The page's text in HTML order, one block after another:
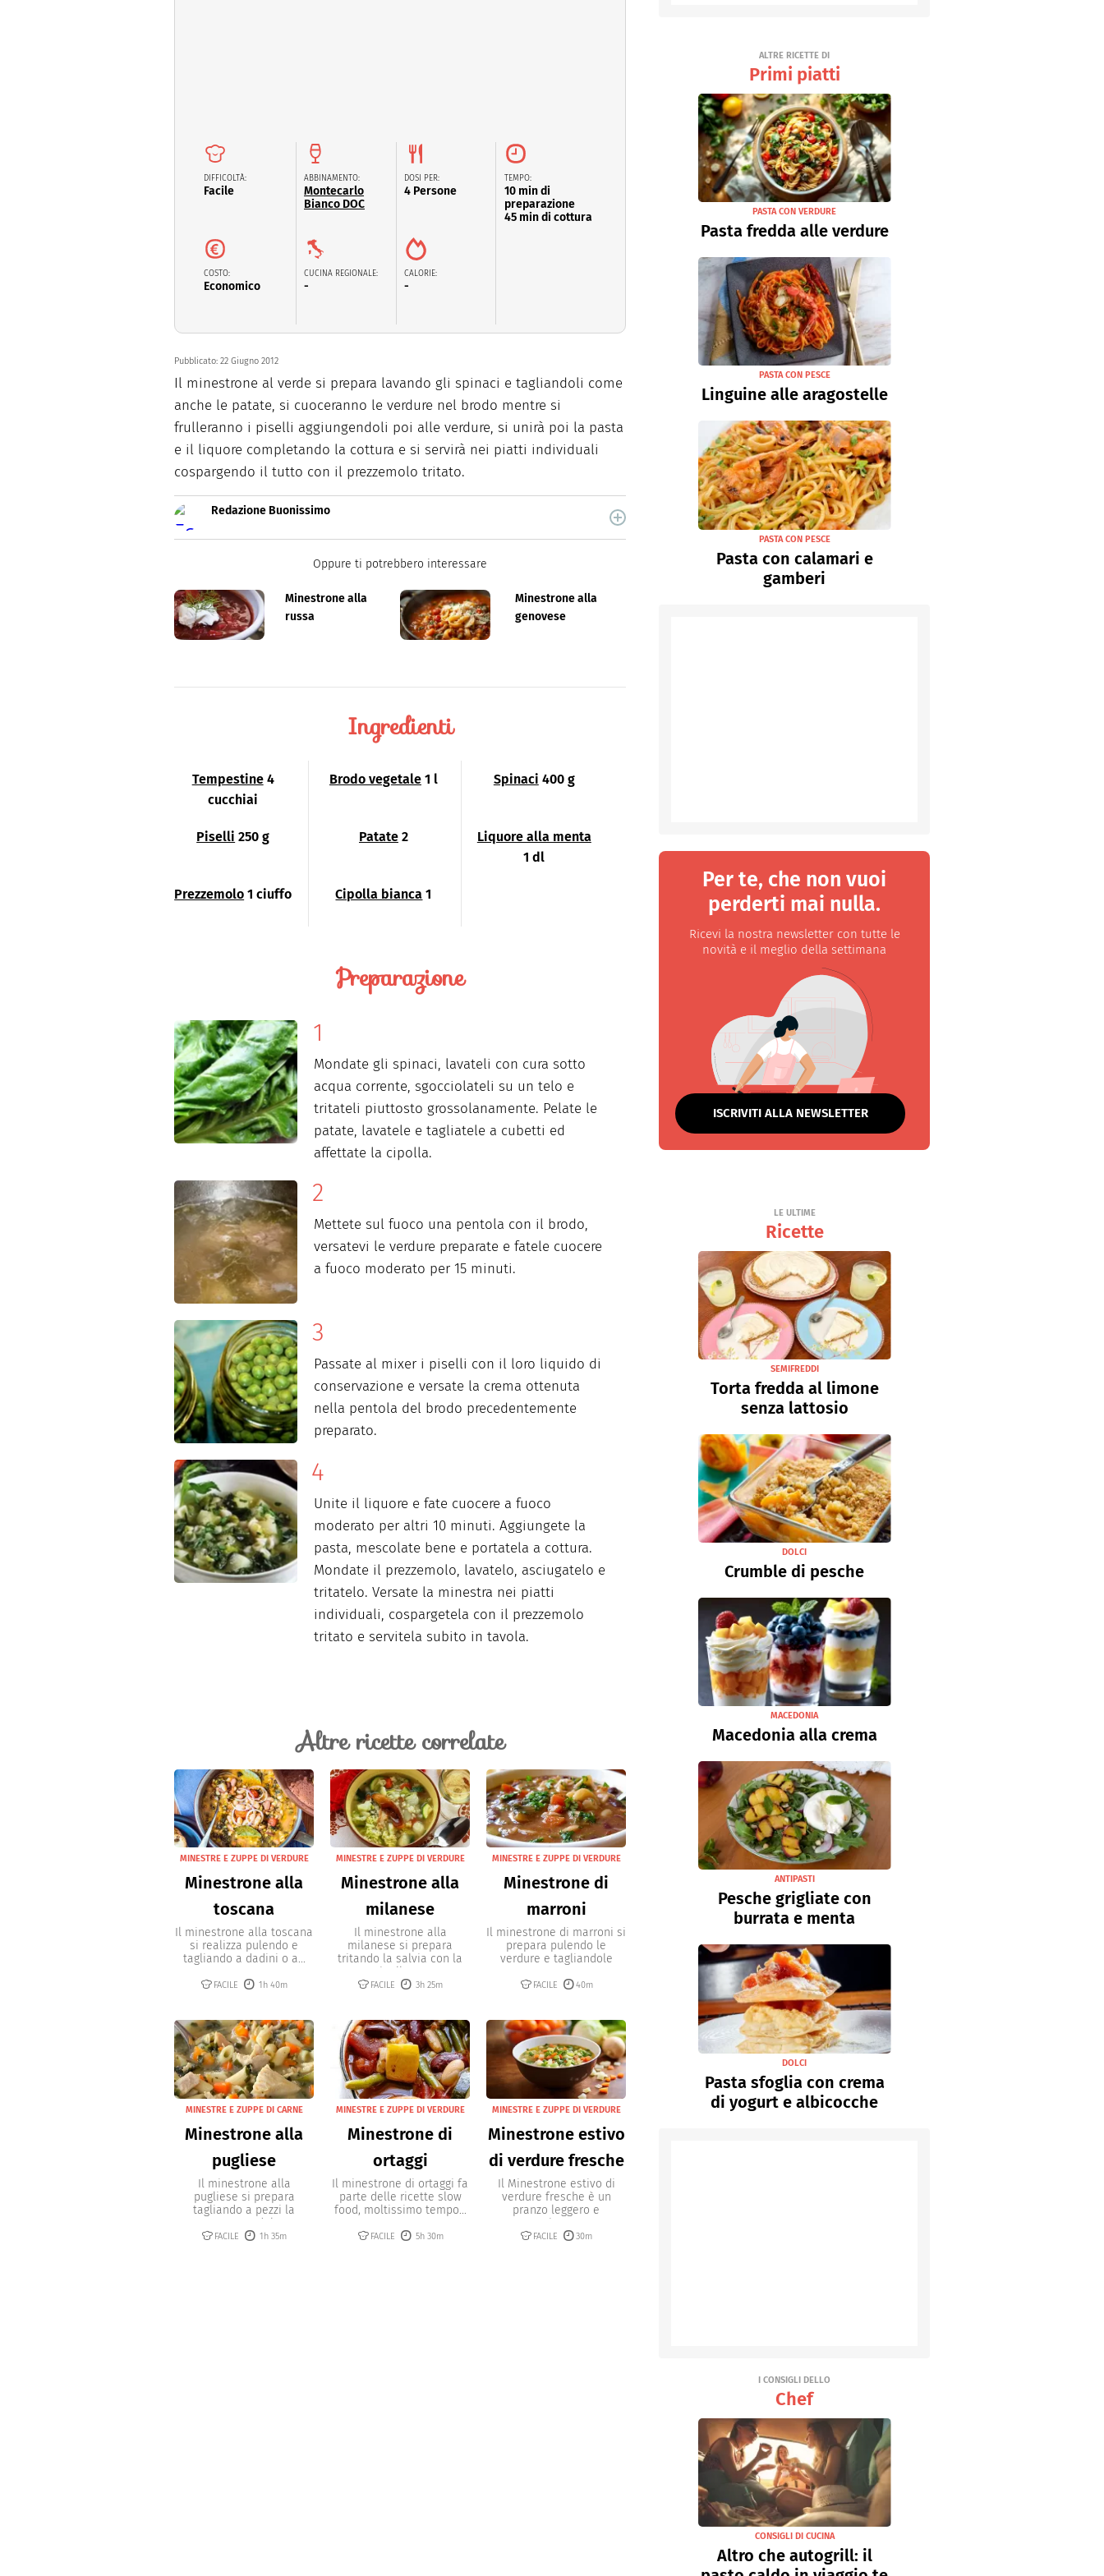
DIFFICOLTÀ:
Facile
ABBINAMENTO:
Montecarlo
Bianco DOC
COSTO:
Economico
CUCINA REGIONALE:
-
DOSI PER:
4 Persone
CALORIE:
-
TEMPO:
10 min di
preparazione
45 min di cottura
Pubblicato: 22 Giugno 2012
Il minestrone al verde si prepara lavando gli spinaci e tagliandoli come
anche le patate, si cuoceranno le verdure nel brodo mentre si
frulleranno i piselli aggiungendoli poi alle verdure, si unirà poi la pasta
e il liquore completando la cottura e si servirà nei piatti individuali
cospargendo il tutto con il prezzemolo tritato.
Redazione Buonissimo
Buonissimo è il magazine di cucina di Italiaonline nel quale trovi idee veloci,
facili e spiegate passo passo.
Oppure ti potrebbero interessare
Minestrone alla
russa
Minestrone alla
genovese
Ingredienti
Tempestine 4
cucchiai
Brodo vegetale 1 l Spinaci 400 g
Piselli 250 g Patate 2
Liquore alla menta
1 dl
Prezzemolo 1 ciuffo Cipolla bianca 1
Preparazione
Mondate gli spinaci, lavateli con cura sotto
acqua corrente, sgocciolateli su un telo e
tritateli piuttosto grossolanamente. Pelate le
patate, lavatele e tagliatele a cubetti ed
affettate la cipolla.
Mettete sul fuoco una pentola con il brodo,
versatevi le verdure preparate e fatele cuocere
a fuoco moderato per 15 minuti.
Passate al mixer i piselli con il loro liquido di
conservazione e versate la crema ottenuta
nella pentola del brodo precedentemente
preparato.
Unite il liquore e fate cuocere a fuoco
moderato per altri 10 minuti. Aggiungete la
pasta, mescolate bene e portatela a cottura.
Mondate il prezzemolo, lavatelo, asciugatelo e
tritatelo. Versate la minestra nei piatti
individuali, cospargetela con il prezzemolo
tritato e servitela subito in tavola.
Altre ricette correlate
MINESTRE E ZUPPE DI VERDURE
Minestrone alla
toscana
Il minestrone alla toscana
si realizza pulendo e
tagliando a dadini o a...
FACILE 1h 40m
MINESTRE E ZUPPE DI VERDURE
Minestrone alla
milanese
Il minestrone alla
milanese si prepara
tritando la salvia con la
cipolla e...
FACILE 3h 25m
MINESTRE E ZUPPE DI VERDURE
Minestrone di
marroni
Il minestrone di marroni si
prepara pulendo le
verdure e tagliandole
FACILE 40m
MINESTRE E ZUPPE DI CARNE
Minestrone alla
pugliese
Il minestrone alla
pugliese si prepara
tagliando a pezzi la
carcassa del...
FACILE 1h 35m
MINESTRE E ZUPPE DI VERDURE
Minestrone di
ortaggi
Il minestrone di ortaggi fa
parte delle ricette slow
food, moltissimo tempo...
FACILE 5h 30m
MINESTRE E ZUPPE DI VERDURE
Minestrone estivo
di verdure fresche
Il Minestrone estivo di
verdure fresche è un
pranzo leggero e
nutriente,...
FACILE 30m
ALTRE RICETTE DI
Primi piatti
PASTA CON VERDURE
Pasta fredda alle verdure
PASTA CON PESCE
Linguine alle aragostelle
PASTA CON PESCE
Pasta con calamari e
gamberi
Per te, che non vuoi
perderti mai nulla.
Ricevi la nostra newsletter con tutte le
novità e il meglio della settimana
ISCRIVITI ALLA NEWSLETTER
LE ULTIME
Ricette
SEMIFREDDI
Torta fredda al limone
senza lattosio
DOLCI
Crumble di pesche
MACEDONIA
Macedonia alla crema
ANTIPASTI
Pesche grigliate con
burrata e menta
DOLCI
Pasta sfoglia con crema
di yogurt e albicocche
I CONSIGLI DELLO
Chef
CONSIGLI DI CUCINA
Altro che autogrill: il